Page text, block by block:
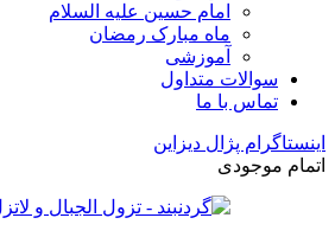
امام حسین علیه السلام
ماه مبارک رمضان
آموزشی
سوالات متداول
تماس با ما
اینستاگرام پژال دیزاین
اتمام موجودی